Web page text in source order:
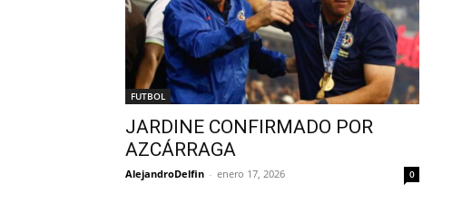
FUTBOL
JARDINE CONFIRMADO POR
AZCÁRRAGA
AlejandroDelfin - enero 17, 2026 0